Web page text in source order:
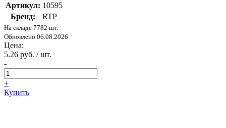
Артикул: 10595
Бренд:
RTP
На складе 7782 шт.
Обновлено 06.08.2026
Цена:
5.26 руб. / шт.
-
+
Купить